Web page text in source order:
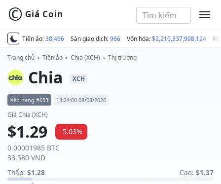
Tiền ảo:38,466 Sàn giao dịch:966 Vốn hóa:$2,210,337,998,124
© Giá Coin
Trang chủ › Tiền ảo › Chia (XCH) › Thị trường
Chia XCH
Xếp hạng #653 13:24:00 08/08/2026
Giá Chia (XCH)
$1.29
-5.03%
0.00001985 BTC
33,580 VND
Thấp: $1.28 Cao: $1.37